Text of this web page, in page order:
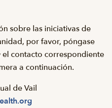
sobre las iniciativas de
por favor, póngase
contacto correspondiente
a continuación.
de Vail